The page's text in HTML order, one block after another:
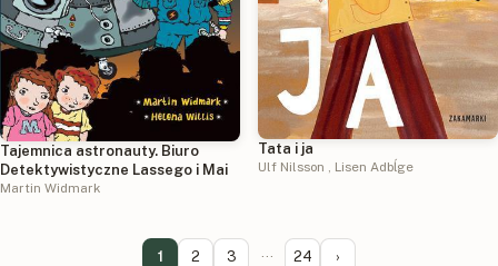
Tajemnica astronauty. Biuro
Detektywistyczne Lassego i Mai
Martin Widmark
Tata i ja
Ulf Nilsson Lisen Adbĺge
1 2 3 ··· 24 ›